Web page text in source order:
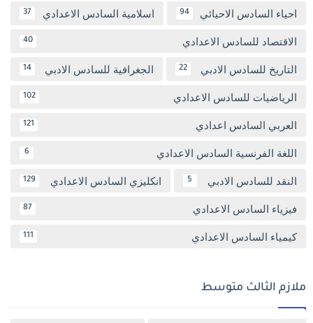
احياء السادس الاحيائي 94 اسلامية السادس الاعدادي 37
الاقتصاد للسادس الاعدادي 40
التاريخ للسادس الادبي 22 الجغرافية للسادس الادبي 14
الرياضيات للسادس الاعدادي 102
العربي السادس اعدادي 121
اللغة الفرنسية السادس الاعدادي 6
النقد للسادس الادبي 5 انكليزي السادس الاعدادي 129
فيزياء السادس الاعدادي 87
كيمياء السادس الاعدادي 111
ملازم الثالث متوسط